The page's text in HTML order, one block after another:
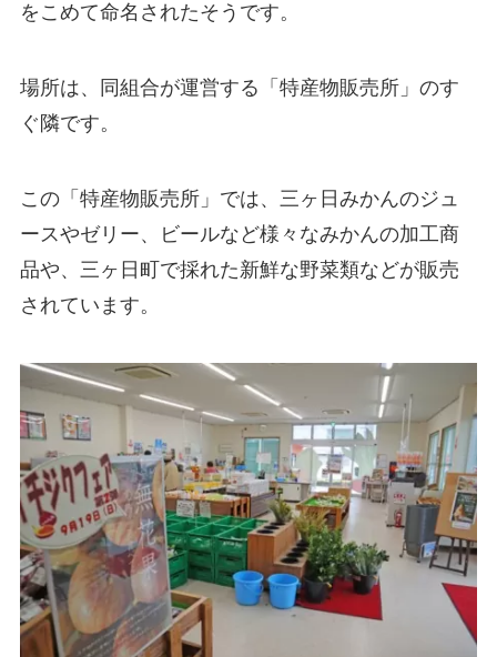
をこめて命名されたそうです。
場所は、同組合が運営する「特産物販売所」のす
ぐ隣です。
この「特産物販売所」では、三ヶ日みかんのジュ
ースやゼリー、ビールなど様々なみかんの加工商
品や、三ヶ日町で採れた新鮮な野菜類などが販売
されています。